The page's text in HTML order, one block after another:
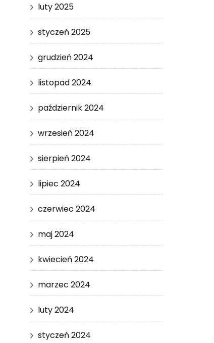
luty 2025
styczeń 2025
grudzień 2024
listopad 2024
październik 2024
wrzesień 2024
sierpień 2024
lipiec 2024
czerwiec 2024
maj 2024
kwiecień 2024
marzec 2024
luty 2024
styczeń 2024